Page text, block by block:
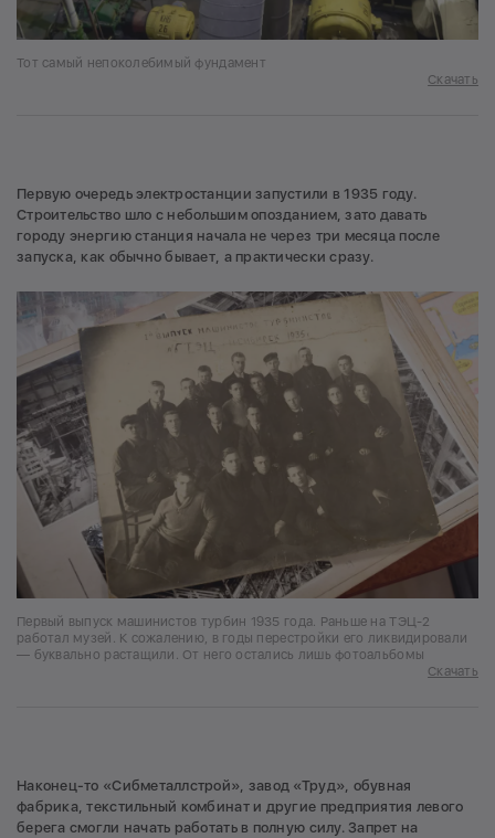
Тот самый непоколебимый фундамент
Скачать
Первую очередь электростанции запустили в 1935 году.
Строительство шло с небольшим опозданием, зато давать
городу энергию станция начала не через три месяца после
запуска, как обычно бывает, а практически сразу.
Первый выпуск машинистов турбин 1935 года. Раньше на ТЭЦ-2
работал музей. К сожалению, в годы перестройки его ликвидировали
— буквально растащили. От него остались лишь фотоальбомы
Скачать
Наконец-то «Сибметаллстрой», завод «Труд», обувная
фабрика, текстильный комбинат и другие предприятия левого
берега смогли начать работать в полную силу. Запрет на